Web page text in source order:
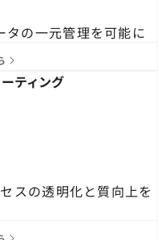
タの一元管理を可能に
ティング
スの透明化と質向上を